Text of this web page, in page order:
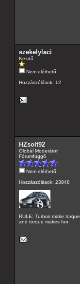
szekelylaci
Kezdő
Nem elérhető
Hozzászólások: 12
HZsolt92
Globál Moderátor
Fórumfüggő
Nem elérhető
Hozzászólások: 23848
RULE: Turbos make torque,
and torque makes fun